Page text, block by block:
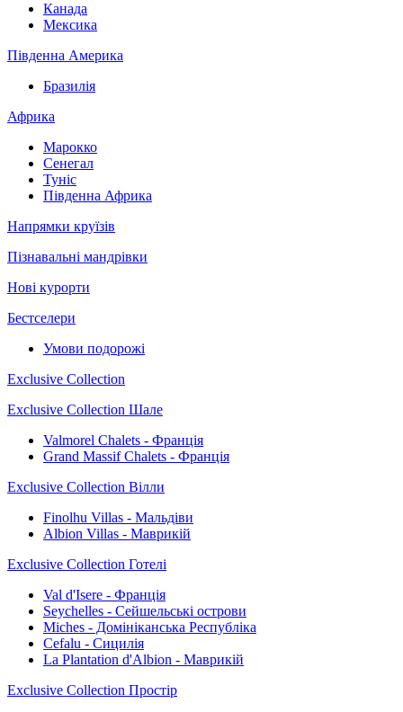
Канада
Мексика
Південна Америка
Бразилія
Африка
Марокко
Сенегал
Туніс
Південна Африка
Напрямки круїзів
Пізнавальні мандрівки
Нові курорти
Бестселери
Умови подорожі
Exclusive Collection
Exclusive Collection Шале
Valmorel Chalets - Франція
Grand Massif Chalets - Франція
Exclusive Collection Вілли
Finolhu Villas - Мальдіви
Albion Villas - Маврикій
Exclusive Collection Готелі
Val d'Isere - Франція
Seychelles - Сейшельські острови
Miches - Домініканська Республіка
Cefalu - Сицилія
La Plantation d'Albion - Маврикій
Exclusive Collection Простір